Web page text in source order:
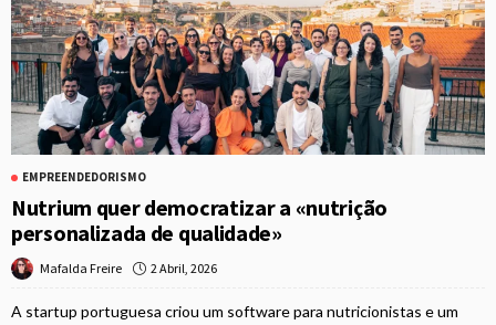
EMPREENDEDORISMO
Nutrium quer democratizar a «nutrição
personalizada de qualidade»
Mafalda Freire 2 Abril, 2026
A startup portuguesa criou um software para nutricionistas e um